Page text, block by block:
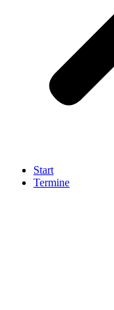
Start
Termine